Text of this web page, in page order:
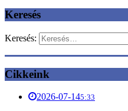
Keresés
Keresés:
Cikkeink
2026-07-145:33